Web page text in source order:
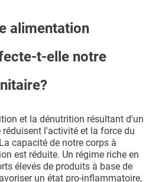
alimentation
t-elle notre
et la dénutrition résultant d'un
l'activité et la force du
capacité de notre corps à
est réduite. Un régime riche en
élevés de produits à base de
un état pro-inflammatoire,